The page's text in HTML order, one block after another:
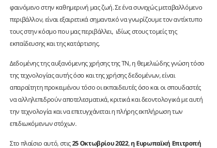
φαινόμενο στην καθημερινή μας ζωή. Σε ένα συνεχώς μεταβαλλόμενο
περιβάλλον, είναι εξαιρετικά σημαντικό να γνωρίζουμε τον αντίκτυπο
τους στην κόσμο που μας περιβάλλει, ιδίως στους τομείς της
εκπαίδευσης και της κατάρτισης.
Δεδομένης της αυξανόμενης χρήσης της ΤΝ, η θεμελιώδης γνώση τόσο
της τεχνολογίας αυτής όσο και της χρήσης δεδομένων, είναι
απαραίτητη προκειμένου τόσο οι εκπαιδευτές όσο και οι σπουδαστές
να αλληλεπιδρούν αποτελεσματικά, κριτικά και δεοντολογικά με αυτή
την τεχνολογία και να επιτυγχάνεται η πλήρης εκπλήρωση των
επιδιωκόμενων στόχων.
Στο πλαίσιο αυτό, στις25 Οκτωβρίου 2022,η Ευρωπαϊκή Επιτροπή